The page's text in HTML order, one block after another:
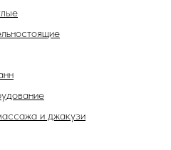
и джакузи